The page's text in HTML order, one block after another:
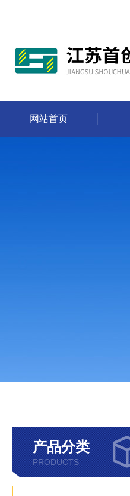
网站首页
产品分类
PRODUCTS